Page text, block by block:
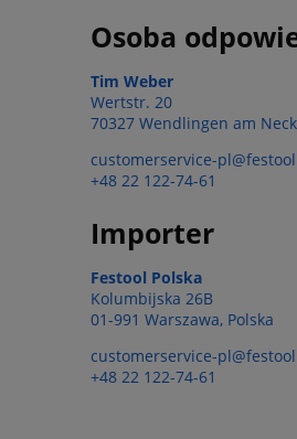
Osoba
Tim Weber
Wertstr. 20
70327 Wendlingen am
customerservice-
+48 22 122-74-61
Importer
Festool Polska
Kolumbijska 26B
01-991 Warszawa, Polska
customerservice-
+48 22 122-74-61